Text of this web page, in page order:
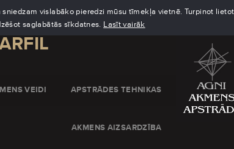
vislabāko pieredzi mūsu tīmekļa vietnē. Turpinot
saglabātās sīkdatnes. Lasīt vairāk
VEIDI APSTRĀDES TEHNIKAS
AKMENS AIZSARDZĪBA